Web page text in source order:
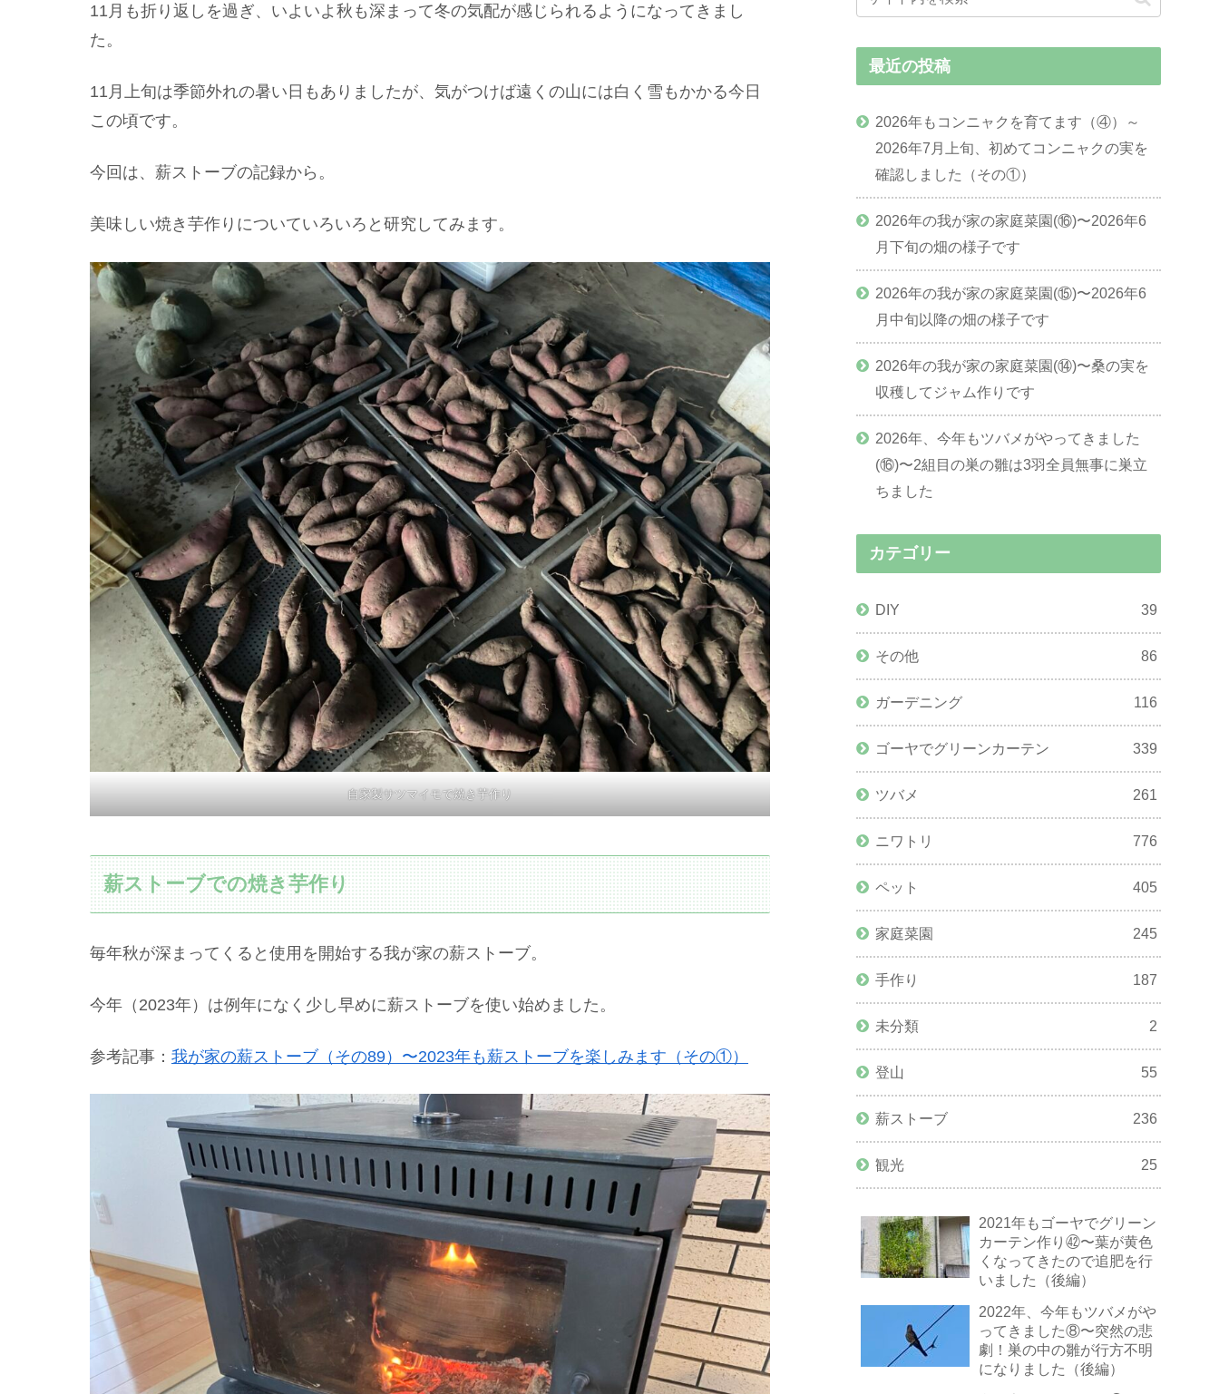
11月も折り返しを過ぎ、いよいよ秋も深まって冬の気配が感じられるようになってきまし
た。
11月上旬は季節外れの暑い日もありましたが、気がつけば遠くの山には白く雪もかかる今日
この頃です。
今回は、薪ストーブの記録から。
美味しい焼き芋作りについていろいろと研究してみます。
自家製サツマイモで焼き芋作り
薪ストーブでの焼き芋作り
毎年秋が深まってくると使用を開始する我が家の薪ストーブ。
今年（2023年）は例年になく少し早めに薪ストーブを使い始めました。
参考記事： 我が家の薪ストーブ（その89）〜2023年も薪ストーブを楽しみます（その①）
最近の投稿
2026年もコンニャクを育てます（④）～
2026年7月上旬、初めてコンニャクの実を
確認しました（その①）
2026年の我が家の家庭菜園(⑯)〜2026年6
月下旬の畑の様子です
2026年の我が家の家庭菜園(⑮)〜2026年6
月中旬以降の畑の様子です
2026年の我が家の家庭菜園(⑭)〜桑の実を
収穫してジャム作りです
2026年、今年もツバメがやってきました
(⑯)〜2組目の巣の雛は3羽全員無事に巣立
ちました
カテゴリー
DIY 39
その他 86
ガーデニング 116
ゴーヤでグリーンカーテン 339
ツバメ 261
ニワトリ 776
ペット 405
家庭菜園 245
手作り 187
未分類 2
登山 55
薪ストーブ 236
観光 25
2021年もゴーヤでグリーン
カーテン作り㊷〜葉が黄色
くなってきたので追肥を行
いました（後編）
2022年、今年もツバメがや
ってきました⑧〜突然の悲
劇！巣の中の雛が行方不明
になりました（後編）